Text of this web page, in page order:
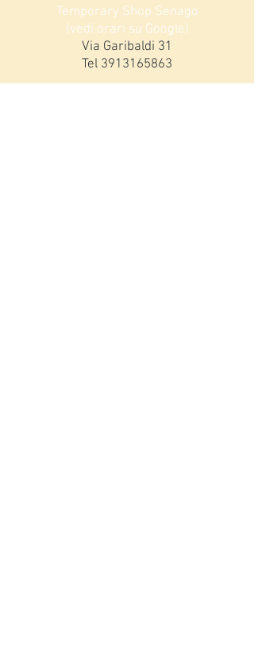
Temporary Shop Senago
(vedi orari su Google)
Via Garibaldi 31
Tel 3913165863